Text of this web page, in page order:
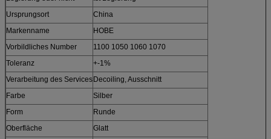
Ursprungsort
China
Markenname
HOBE
Vorbildliches Number
1100 1050 1060 1070
Toleranz
+-1%
Verarbeitung des Services Decoiling, Ausschnitt
Farbe
Silber
Form
Runde
Oberfläche
Glatt